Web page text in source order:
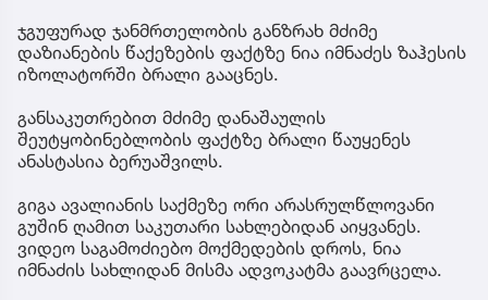
ჯგუფურად ჯანმრთელობის განზრახ მძიმე
დაზიანების წაქეზების ფაქტზე ნია იმნაძეს ზაჰესის
იზოლატორში ბრალი გააცნეს.
განსაკუთრებით მძიმე დანაშაულის
შეუტყობინებლობის ფაქტზე ბრალი წაუყენეს
ანასტასია ბერუაშვილს.
გიგა ავალიანის საქმეზე ორი არასრულწლოვანი
გუშინ ღამით საკუთარი სახლებიდან აიყვანეს.
ვიდეო საგამოძიებო მოქმედების დროს, ნია
იმნაძის სახლიდან მისმა ადვოკატმა გაავრცელა.